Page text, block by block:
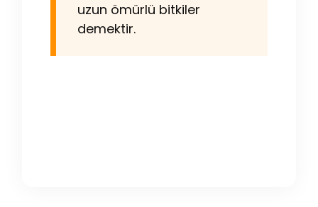
uzun ömürlü bitkiler
demektir.